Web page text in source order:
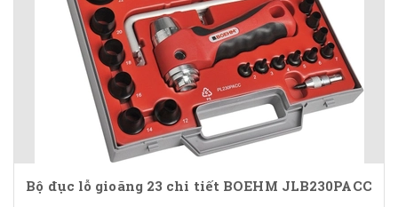
Bộ đục lỗ gioăng 23 chi tiết BOEHM JLB230PACC